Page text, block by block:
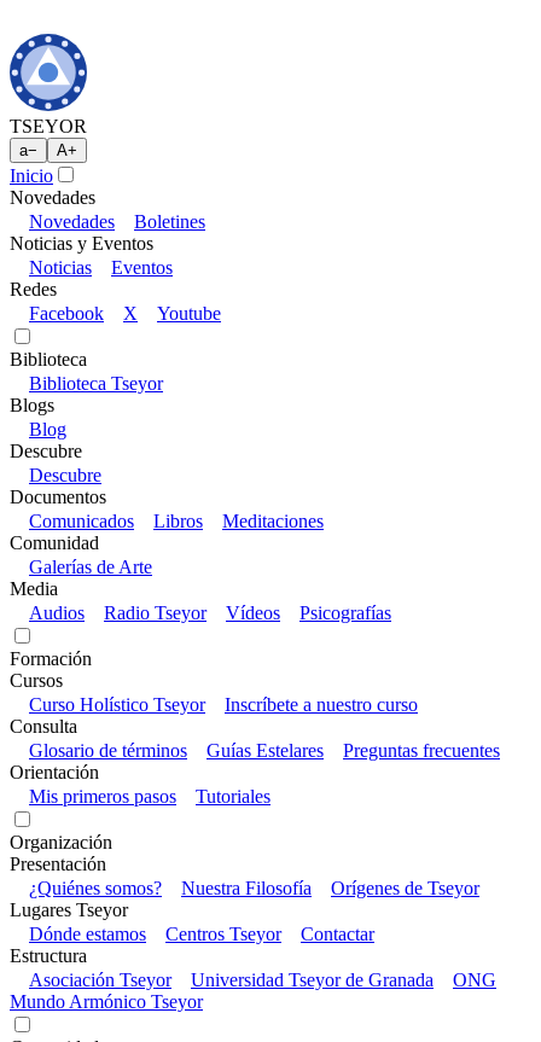
TSEYOR
a− A+
Inicio
Novedades
Novedades
Boletines
Noticias y Eventos
Noticias
Eventos
Redes
Facebook
X Youtube
Biblioteca
Biblioteca Tseyor
Blogs
Blog
Descubre
Descubre
Documentos
Comunicados
Libros
Meditaciones
Comunidad
Galerías de Arte
Media
Audios
Radio Tseyor Vídeos Psicografías
Formación
Cursos
Curso Holístico Tseyor
Inscríbete a nuestro curso
Consulta
Glosario de términos
Guías Estelares
Preguntas frecuentes
Orientación
Mis primeros pasos
Tutoriales
Organización
Presentación
¿Quiénes somos?
Nuestra Filosofía
Orígenes de Tseyor
Lugares Tseyor
Dónde estamos
Centros Tseyor
Contactar
Estructura
Asociación Tseyor
Universidad Tseyor de Granada
ONG
Mundo Armónico Tseyor